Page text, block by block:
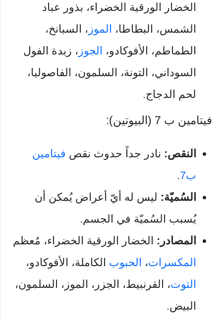
الخضار الورقية الخضراء، بذور عباد
الشمس، البطاطا، الموز ، السبانخ،
الطماطم، الأفوكادو، الجوز ، زبدة الفول
السوداني، التونة، السلمون، الفاصوليا،
لحم الدجاج.
فيتامين ب 7 (البيوتين):
النقص: نادر جداً حدوث نقص فيتامين
ب7 .
السُميّة: ليس له أيّ أعراض يُمكن أن
يُسبب السُميّة في الجسم.
المصادر: الخضار الورقية الخضراء، مُعظم
المكسرات، الحبوب الكاملة، الأفوكادو،
التوت، القرنبيط، الجزر، الموز، السلمون،
البيض.